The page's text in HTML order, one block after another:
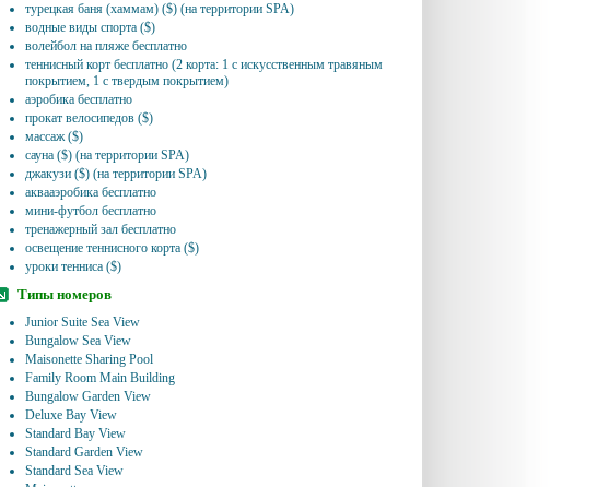
турецкая баня (хаммам) ($) (на территории SPA)
водные виды спорта ($)
волейбол на пляже бесплатно
теннисный корт бесплатно (2 корта: 1 с искусственным травяным
покрытием, 1 с твердым покрытием)
аэробика бесплатно
прокат велосипедов ($)
массаж ($)
сауна ($) (на территории SPA)
джакузи ($) (на территории SPA)
аквааэробика бесплатно
мини-футбол бесплатно
тренажерный зал бесплатно
освещение теннисного корта ($)
уроки тенниса ($)
Типы номеров
Junior Suite Sea View
Bungalow Sea View
Maisonette Sharing Pool
Family Room Main Building
Bungalow Garden View
Deluxe Bay View
Standard Bay View
Standard Garden View
Standard Sea View